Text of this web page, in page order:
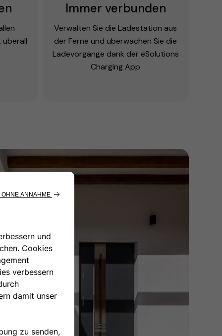
Immer verbunden
Verwalten Sie die Ladestation aus
der Ferne und überwachen Sie die
Ladevorgänge dank der eSolutions
Charging App